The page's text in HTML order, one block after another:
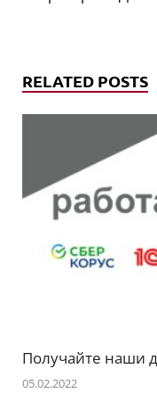
RELATED POSTS
Получайте наши
05.02.2022